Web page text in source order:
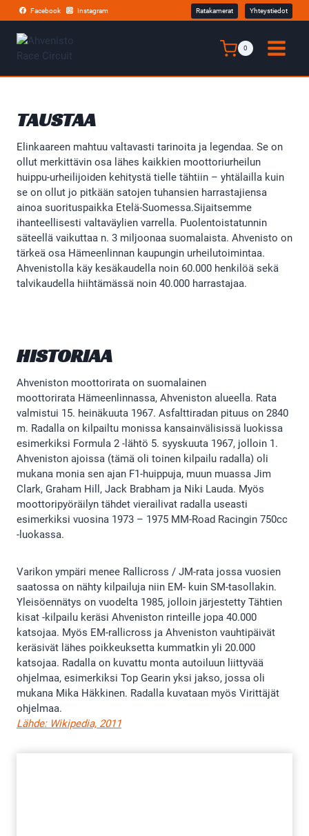
Siirry
sisältöön
Facebook Instagram Ratakamerat Yhteystiedot
0
TAUSTAA
Elinkaareen mahtuu valtavasti tarinoita ja legendaa. Se on
ollut merkittävin osa lähes kaikkien moottoriurheilun
huippu-urheilijoiden kehitystä tielle tähtiin – yhtälailla kuin
se on ollut jo pitkään satojen tuhansien harrastajiensa
ainoa suorituspaikka Etelä-Suomessa.Sijaitsemme
ihanteellisesti valtaväylien varrella. Puolentoistatunnin
säteellä vaikuttaa n. 3 miljoonaa suomalaista. Ahvenisto on
tärkeä osa Hämeenlinnan kaupungin urheilutoimintaa.
Ahvenistolla käy kesäkaudella noin 60.000 henkilöä sekä
talvikaudella hiihtämässä noin 40.000 harrastajaa.
HISTORIAA
Ahveniston moottorirata on suomalainen
moottorirata Hämeenlinnassa, Ahveniston alueella. Rata
valmistui 15. heinäkuuta 1967. Asfalttiradan pituus on 2840
m. Radalla on kilpailtu monissa kansainvälisissä luokissa
esimerkiksi Formula 2 -lähtö 5. syyskuuta 1967, jolloin 1.
Ahveniston ajoissa (tämä oli toinen kilpailu radalla) oli
mukana monia sen ajan F1-huippuja, muun muassa Jim
Clark, Graham Hill, Jack Brabham ja Niki Lauda. Myös
moottoripyöräilyn tähdet vierailivat radalla useasti
esimerkiksi vuosina 1973 – 1975 MM-Road Racingin 750cc
-luokassa.
Varikon ympäri menee Rallicross / JM-rata jossa vuosien
saatossa on nähty kilpailuja niin EM- kuin SM-tasollakin.
Yleisöennätys on vuodelta 1985, jolloin järjestetty Tähtien
kisat -kilpailu keräsi Ahveniston rinteille jopa 40.000
katsojaa. Myös EM-rallicross ja Ahveniston vauhtipäivät
keräsivät lähes poikkeuksetta kummatkin yli 20.000
katsojaa. Radalla on kuvattu monta autoiluun liittyvää
ohjelmaa, esimerkiksi Top Gearin yksi jakso, jossa oli
mukana Mika Häkkinen. Radalla kuvataan myös Virittäjät
ohjelmaa.
Lähde: Wikipedia, 2011